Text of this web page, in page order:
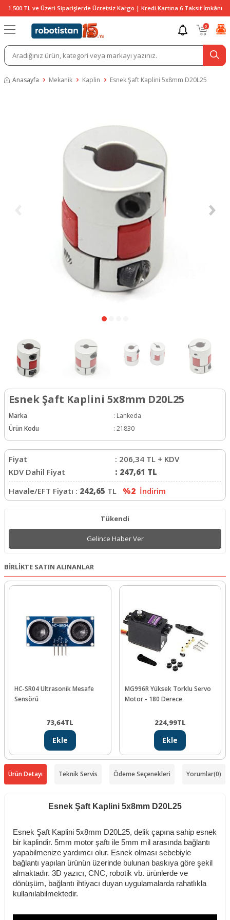
1.500 TL ve Üzeri Siparişlerde Ücretsiz Kargo | Kredi Kartına 6 Taksit İmkânı
0
Anasayfa Mekanik Kaplin Esnek Şaft Kaplini 5x8mm D20L25
Esnek Şaft Kaplini 5x8mm D20L25
Marka : Lankeda
Ürün Kodu
: 21830
Fiyat : 206,34 TL + KDV
KDV Dahil Fiyat
: 247,61 TL
Havale/EFT Fiyatı : 242,65 TL %2 İndirim
Tükendi
Gelince Haber Ver
BİRLİKTE SATIN ALINANLAR
HC-SR04 Ultrasonik Mesafe
Sensörü
73,64TL
Ekle
MG996R Yüksek Torklu Servo
Motor - 180 Derece
224,99TL
Ekle
Ürün Detayı Teknik Servis Ödeme Seçenekleri Yorumlar(0)
Esnek Şaft Kaplini 5x8mm D20L25
Esnek Şaft Kaplini 5x8mm D20L25, delik çapına sahip esnek
bir kaplindir. 5mm motor şaftı ile 5mm mil arasında bağlantı
yapabilmenize yardımcı olur. Esnek olması sebebiyle
bağlantı yapılan ürünün üzerinde bulunan baskıya göre şekil
almaktadır. 3D yazıcı, CNC, robotik vb. ürünlerde ve
dönüşüm, bağlantı ihtiyacı duyan uygulamalarda rahatlıkla
kullanılabilmektedir.